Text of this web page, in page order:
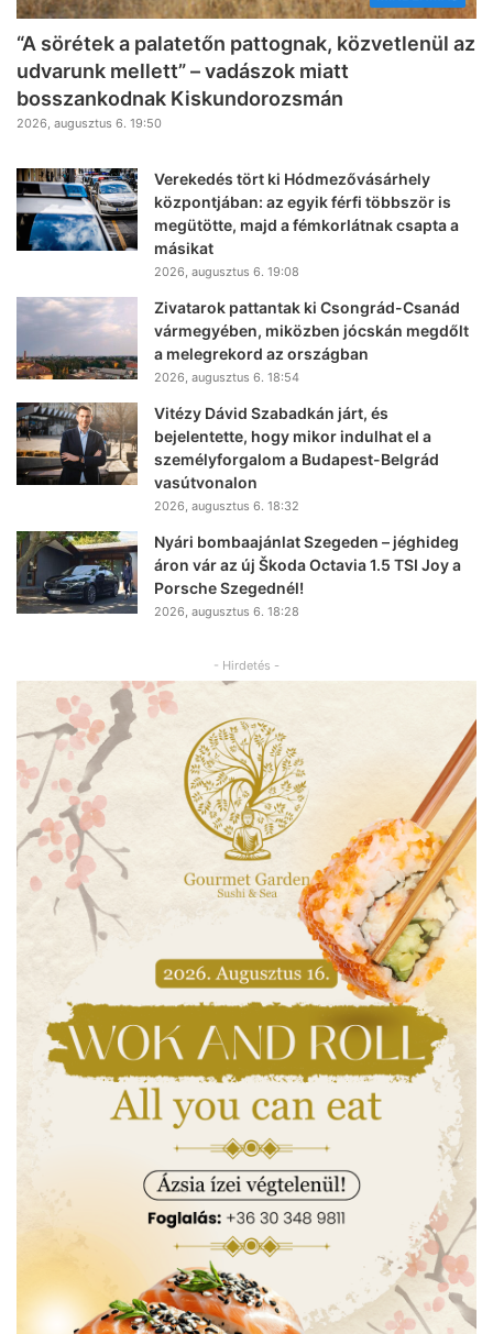
“A sörétek a palatetőn pattognak, közvetlenül az
udvarunk mellett” – vadászok miatt
bosszankodnak Kiskundorozsmán
2026, augusztus 6. 19:50
Verekedés tört ki Hódmezővásárhely
központjában: az egyik férfi többször is
megütötte, majd a fémkorlátnak csapta a
másikat
2026, augusztus 6. 19:08
Zivatarok pattantak ki Csongrád-Csanád
vármegyében, miközben jócskán megdőlt
a melegrekord az országban
2026, augusztus 6. 18:54
Vitézy Dávid Szabadkán járt, és
bejelentette, hogy mikor indulhat el a
személyforgalom a Budapest-Belgrád
vasútvonalon
2026, augusztus 6. 18:32
Nyári bombaajánlat Szegeden – jéghideg
áron vár az új Škoda Octavia 1.5 TSI Joy a
Porsche Szegednél!
2026, augusztus 6. 18:28
- Hirdetés -